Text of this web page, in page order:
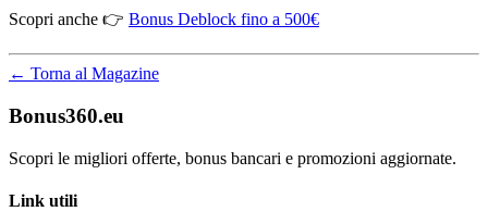
Scopri anche 👉 Bonus Deblock fino a 500€
← Torna al Magazine
Bonus360.eu
Scopri le migliori offerte, bonus bancari e promozioni aggiornate.
Link utili